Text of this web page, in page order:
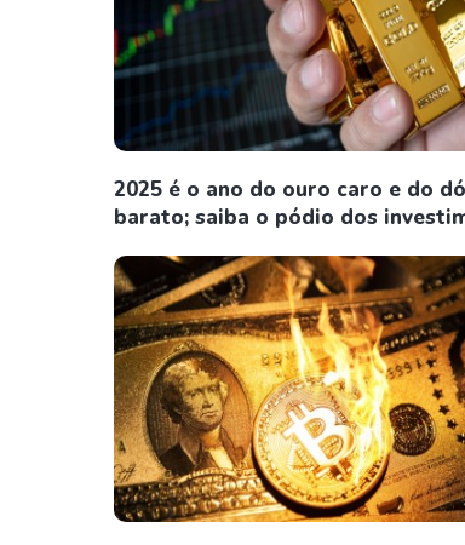
2025 é o ano do ouro caro e do
barato; saiba o pódio dos